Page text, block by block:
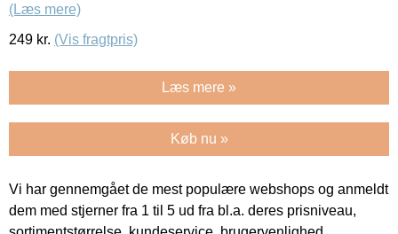
(Læs mere)
249 kr. (Vis fragtpris)
Læs mere »
Køb nu »
Vi har gennemgået de mest populære webshops og anmeldt
dem med stjerner fra 1 til 5 ud fra bl.a. deres prisniveau,